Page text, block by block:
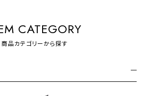
CATEGORY
商品カテゴリーから探す